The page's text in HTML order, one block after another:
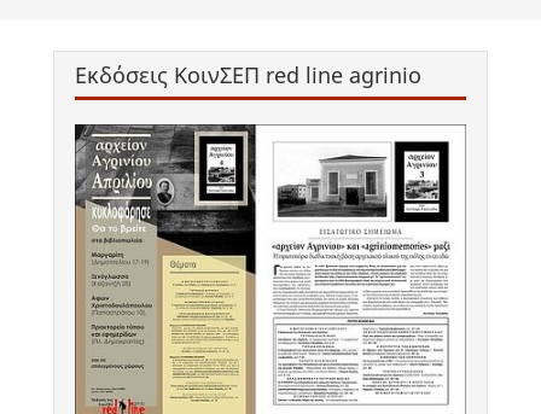
Εκδόσεις ΚοινΣΕΠ red line agrinio